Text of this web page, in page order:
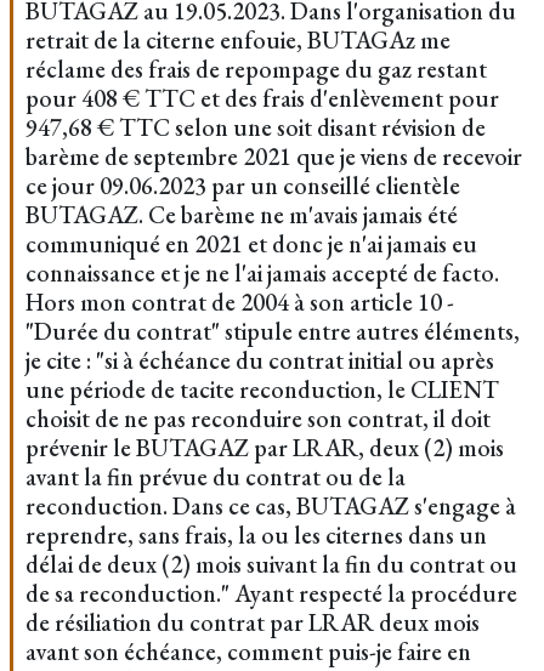
BUTAGAZ au 19.05.2023. Dans l'organisation du
retrait de la citerne enfouie, BUTAGAz me
réclame des frais de repompage du gaz restant
pour 408 € TTC et des frais d'enlèvement pour
947,68 € TTC selon une soit disant révision de
barème de septembre 2021 que je viens de recevoir
ce jour 09.06.2023 par un conseillé clientèle
BUTAGAZ. Ce barème ne m'avais jamais été
communiqué en 2021 et donc je n'ai jamais eu
connaissance et je ne l'ai jamais accepté de facto.
Hors mon contrat de 2004 à son article 10 -
"Durée du contrat" stipule entre autres éléments,
je cite : "si à échéance du contrat initial ou après
une période de tacite reconduction, le CLIENT
choisit de ne pas reconduire son contrat, il doit
prévenir le BUTAGAZ par LRAR, deux (2) mois
avant la fin prévue du contrat ou de la
reconduction. Dans ce cas, BUTAGAZ s'engage à
reprendre, sans frais, la ou les citernes dans un
délai de deux (2) mois suivant la fin du contrat ou
de sa reconduction." Ayant respecté la procédure
de résiliation du contrat par LRAR deux mois
avant son échéance, comment puis-je faire en